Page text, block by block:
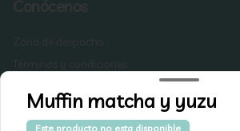
Redes sociales
Muffin matcha y yuzu
Este producto no esta disponible